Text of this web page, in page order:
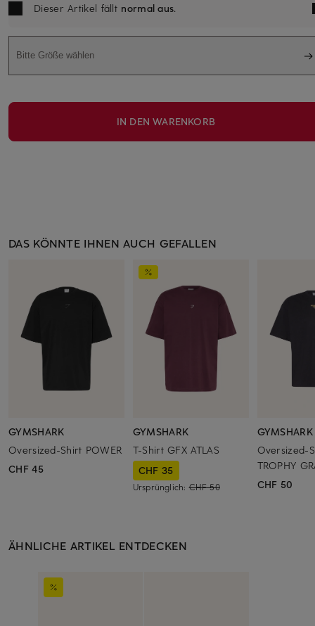
Dieser Artikel fällt normal aus.
Bitte Größe wählen
IN DEN WARENKORB
DAS KÖNNTE IHNEN AUCH GEFALLEN
GYMSHARK
Oversized-Shirt POWER
CHF 45
GYMSHARK
T-Shirt GFX ATLAS
CHF 35
Ursprünglich:CHF 50
GYMSHARK
Oversized-
TROPHY
CHF 50
ÄHNLICHE ARTIKEL ENTDECKEN